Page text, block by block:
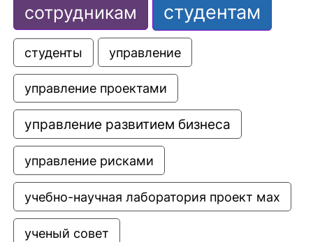
сотрудникам студентам
студенты управление
управление проектами
управление развитием бизнеса
управление рисками
учебно-научная лаборатория проект мах
ученый совет